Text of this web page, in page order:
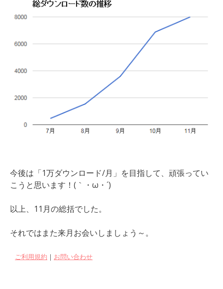
今後は「1万ダウンロード/月」を目指して、頑張ってい
こうと思います！(｀・ω・´)
以上、11月の総括でした。
それではまた来月お会いしましょう～。
ご利用規約 ｜ お問い合わせ